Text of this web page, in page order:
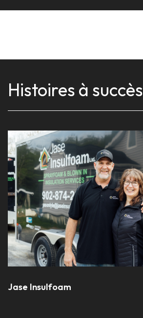
Histoires à succès
Jase Insulfoam